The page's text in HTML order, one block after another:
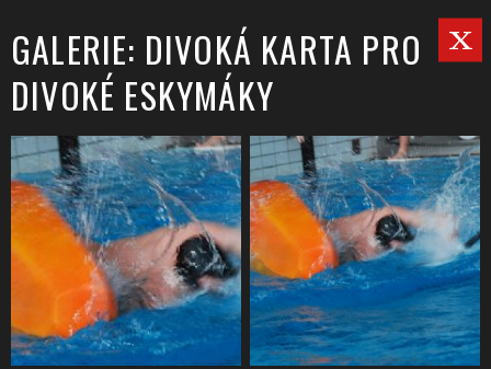
GALERIE: DIVOKÁ KARTA PRO
DIVOKÉ ESKYMÁKY